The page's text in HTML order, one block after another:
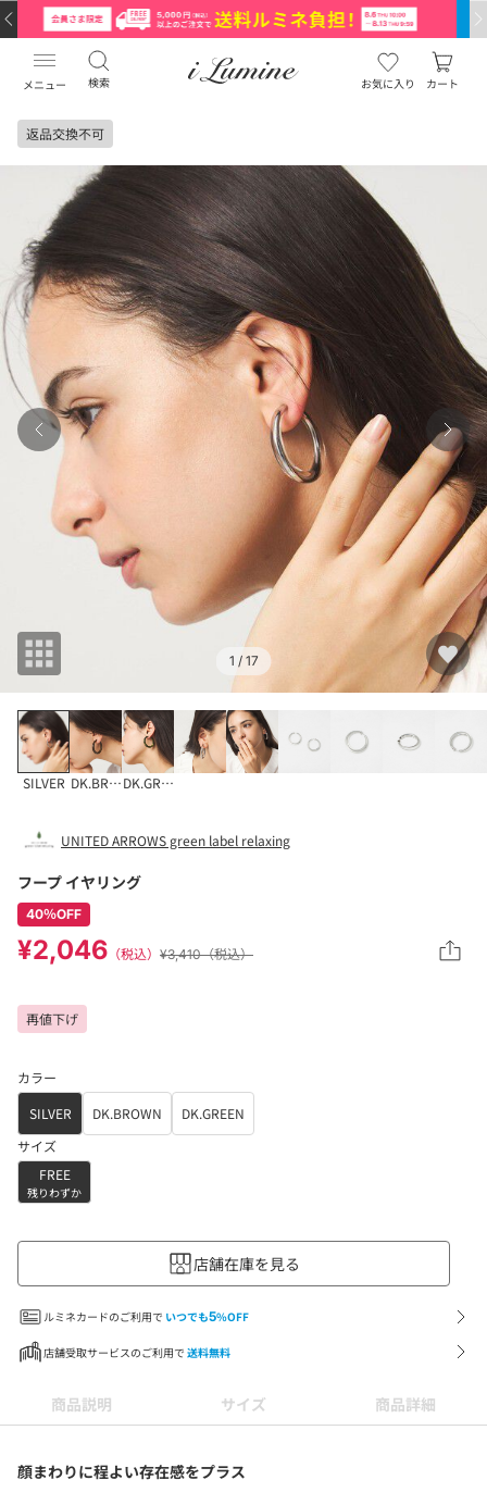
メニュー 検索 お気に入り カート
返品交換不可
1 / 17
SILVER DK.BROWNDK.GREEN
UNITED ARROWS green label relaxing
フープ イヤリング
40％OFF
¥2,046 （税込） ¥3,410（税込）
再値下げ
カラー
SILVER
DK.BROWN
DK.GREEN
サイズ
FREE
残りわずか
店舗在庫を見る
ルミネカードのご利用で いつでも5%OFF
店舗受取サービスのご利用で 送料無料
商品説明 サイズ 商品詳細
顔まわりに程よい存在感をプラス